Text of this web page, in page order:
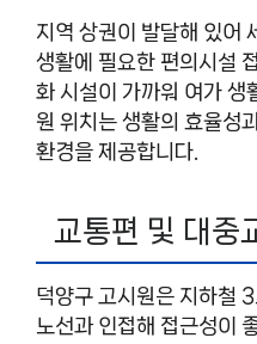
지역 상권이 발달해 있어
생활에 필요한 편의시설
화 시설이 가까워 여가 생
원 위치는 생활의 효율성
환경을 제공합니다.
교통편 및 대중
덕양구 고시원은 지하철
노선과 인접해 접근성이